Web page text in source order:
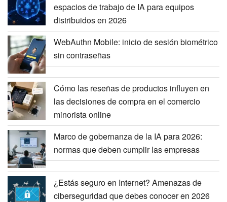
espacios de trabajo de IA para equipos
distribuidos en 2026
WebAuthn Mobile: inicio de sesión biométrico
sin contraseñas
Cómo las reseñas de productos influyen en
las decisiones de compra en el comercio
minorista online
Marco de gobernanza de la IA para 2026:
normas que deben cumplir las empresas
¿Estás seguro en Internet? Amenazas de
ciberseguridad que debes conocer en 2026